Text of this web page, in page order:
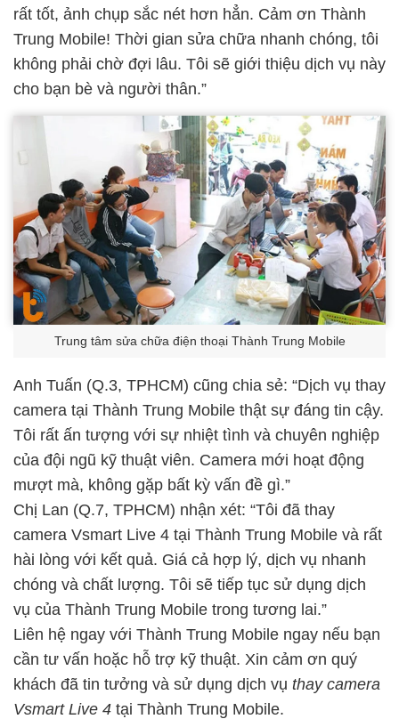
rất tốt, ảnh chụp sắc nét hơn hẳn. Cảm ơn Thành
Trung Mobile! Thời gian sửa chữa nhanh chóng, tôi
không phải chờ đợi lâu. Tôi sẽ giới thiệu dịch vụ này
cho bạn bè và người thân.”
Trung tâm sửa chữa điện thoại Thành Trung Mobile
Anh Tuấn (Q.3, TPHCM) cũng chia sẻ: “Dịch vụ thay
camera tại Thành Trung Mobile thật sự đáng tin cậy.
Tôi rất ấn tượng với sự nhiệt tình và chuyên nghiệp
của đội ngũ kỹ thuật viên. Camera mới hoạt động
mượt mà, không gặp bất kỳ vấn đề gì.”
Chị Lan (Q.7, TPHCM) nhận xét: “Tôi đã thay
camera Vsmart Live 4 tại Thành Trung Mobile và rất
hài lòng với kết quả. Giá cả hợp lý, dịch vụ nhanh
chóng và chất lượng. Tôi sẽ tiếp tục sử dụng dịch
vụ của Thành Trung Mobile trong tương lai.”
Liên hệ ngay với Thành Trung Mobile ngay nếu bạn
cần tư vấn hoặc hỗ trợ kỹ thuật. Xin cảm ơn quý
khách đã tin tưởng và sử dụng dịch vụ thay camera
Vsmart Live 4 tại Thành Trung Mobile.